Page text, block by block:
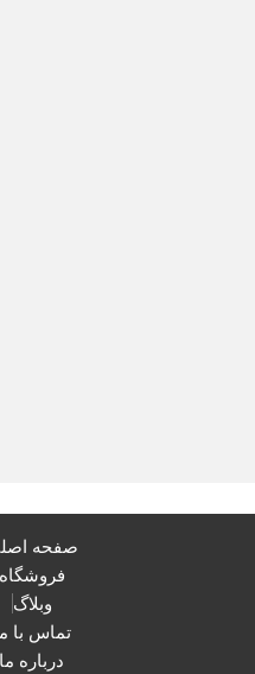
صفحه
فروشگاه
وبلاگ
تماس با
درباره ما